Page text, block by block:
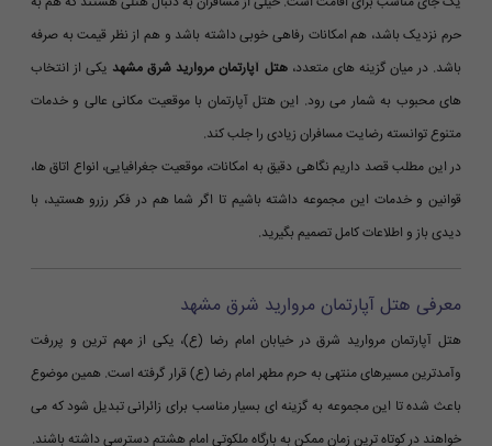
حرم نزدیک باشد، هم امکانات رفاهی خوبی داشته باشد و هم از نظر قیمت به صرفه
باشد. در میان گزینه های متعدد،هتل آپارتمان مروارید شرق مشهد یکی از انتخاب
های محبوب به شمار می رود. این هتل آپارتمان با موقعیت مکانی عالی و خدمات
متنوع توانسته رضایت مسافران زیادی را جلب کند.
در این مطلب قصد داریم نگاهی دقیق به امکانات، موقعیت جغرافیایی، انواع اتاق ها،
قوانین و خدمات این مجموعه داشته باشیم تا اگر شما هم در فکر رزرو هستید، با
دیدی باز و اطلاعات کامل تصمیم بگیرید.
معرفی هتل آپارتمان مروارید شرق مشهد
هتل آپارتمان مروارید شرق در خیابان امام رضا (ع)، یکی از مهم ترین و پررفت
وآمدترین مسیرهای منتهی به حرم مطهر امام رضا (ع) قرار گرفته است. همین موضوع
باعث شده تا این مجموعه به گزینه ای بسیار مناسب برای زائرانی تبدیل شود که می
خواهند در کوتاه ترین زمان ممکن به بارگاه ملکوتی امام هشتم دسترسی داشته باشند.